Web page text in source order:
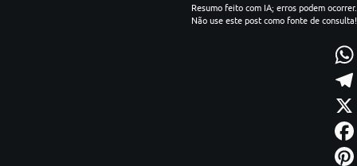
Resumo feito com IA; erros podem ocorrer.
Não use este post como fonte de consulta!